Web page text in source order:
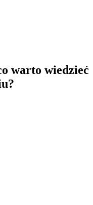
warto wiedzieć